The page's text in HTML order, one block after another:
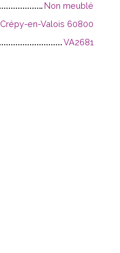
Non meublé
Crépy-en-Valois 60800
VA2681